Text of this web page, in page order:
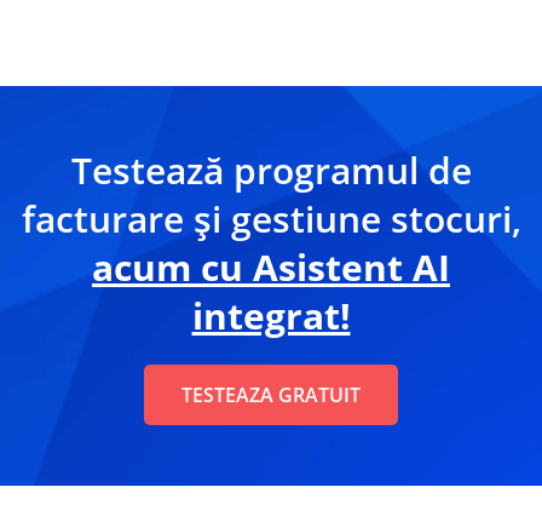
Testează programul de
facturare și gestiune stocuri,
acum cu Asistent AI
integrat!
TESTEAZA GRATUIT